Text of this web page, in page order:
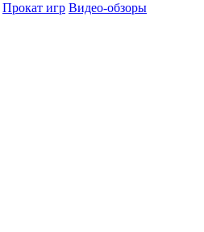
Прокат игр Видео-обзоры